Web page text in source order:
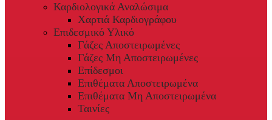
Καρδιολογικά Αναλώσιμα
Χαρτιά Καρδιογράφου
Επιδεσμικό Υλικό
Γάζες Αποστειρωμένες
Γάζες Μη Αποστειρωμένες
Επίδεσμοι
Επιθέματα Αποστειρωμένα
Επιθέματα Μη Αποστειρωμένα
Ταινίες